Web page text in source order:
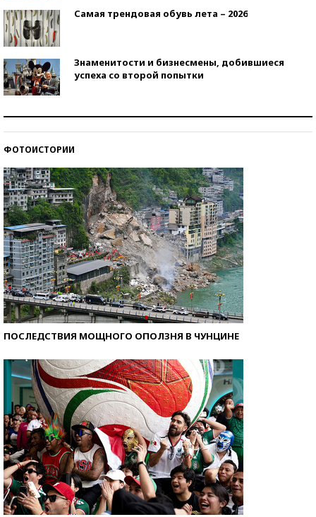
Самая трендовая обувь лета – 2026
Знаменитости и бизнесмены, добившиеся
успеха со второй попытки
ФОТОИСТОРИИ
ПОСЛЕДСТВИЯ МОЩНОГО ОПОЛЗНЯ В ЧУНЦИНЕ